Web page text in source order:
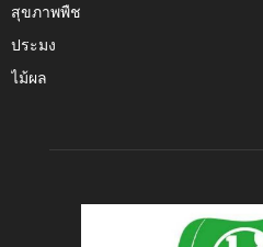
สุขภาพพืช
ประมง
ไม้ผล